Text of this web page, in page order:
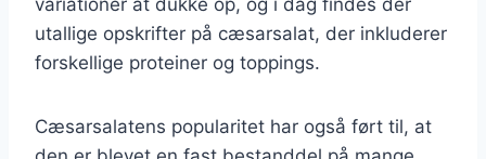
utallige opskrifter på cæsarsalat, der inkluderer
forskellige proteiner og toppings.
Cæsarsalatens popularitet har også ført til, at